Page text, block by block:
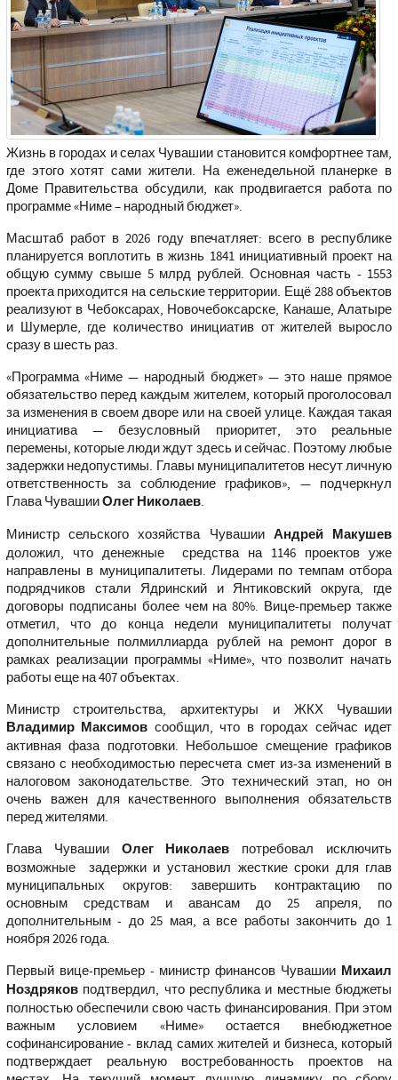
Жизнь в городах и селах Чувашии становится комфортнее там,
где этого хотят сами жители. На еженедельной планерке в
Доме Правительства обсудили, как продвигается работа по
программе «Ниме – народный бюджет».
Масштаб работ в 2026 году впечатляет: всего в республике
планируется воплотить в жизнь 1841 инициативный проект на
общую сумму свыше 5 млрд рублей. Основная часть - 1553
проекта приходится на сельские территории. Ещё 288 объектов
реализуют в Чебоксарах, Новочебоксарске, Канаше, Алатыре
и Шумерле, где количество инициатив от жителей выросло
сразу в шесть раз.
«Программа «Ниме — народный бюджет» — это наше прямое
обязательство перед каждым жителем, который проголосовал
за изменения в своем дворе или на своей улице. Каждая такая
инициатива — безусловный приоритет, это реальные
перемены, которые люди ждут здесь и сейчас. Поэтому любые
задержки недопустимы. Главы муниципалитетов несут личную
ответственность за соблюдение графиков», — подчеркнул
Глава ЧувашииОлег Николаев.
Министр сельского хозяйства Чувашии Андрей Макушев
доложил, что денежные средства на 1146 проектов уже
направлены в муниципалитеты. Лидерами по темпам отбора
подрядчиков стали Ядринский и Янтиковский округа, где
договоры подписаны более чем на 80%. Вице-премьер также
отметил, что до конца недели муниципалитеты получат
дополнительные полмиллиарда рублей на ремонт дорог в
рамках реализации программы «Ниме», что позволит начать
работы еще на 407 объектах.
Министр строительства, архитектуры и ЖКХ Чувашии
Владимир Максимов сообщил, что в городах сейчас идет
активная фаза подготовки. Небольшое смещение графиков
связано с необходимостью пересчета смет из-за изменений в
налоговом законодательстве. Это технический этап, но он
очень важен для качественного выполнения обязательств
перед жителями.
Глава Чувашии Олег Николаев потребовал исключить
возможные задержки и установил жесткие сроки для глав
муниципальных округов: завершить контрактацию по
основным средствам и авансам до 25 апреля, по
дополнительным - до 25 мая, а все работы закончить до 1
ноября 2026 года.
Первый вице-премьер - министр финансов Чувашии Михаил
Ноздряковподтвердил, что республика и местные бюджеты
полностью обеспечили свою часть финансирования. При этом
важным условием «Ниме» остается внебюджетное
софинансирование - вклад самих жителей и бизнеса, который
подтверждает реальную востребованность проектов на